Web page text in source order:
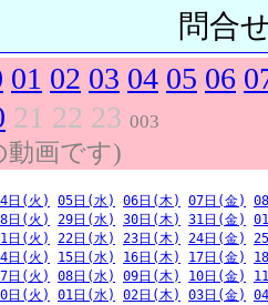
問合
01 02 03 04 05 06
21 22 23 003
動画です)
日(火) 05日(水) 06日(木) 07日(金)
日(火) 29日(水) 30日(木) 31日(金)
日(火) 22日(水) 23日(木) 24日(金)
日(火) 15日(水) 16日(木) 17日(金)
日(火) 08日(水) 09日(木) 10日(金)
日(火) 01日(水) 02日(木) 03日(金)